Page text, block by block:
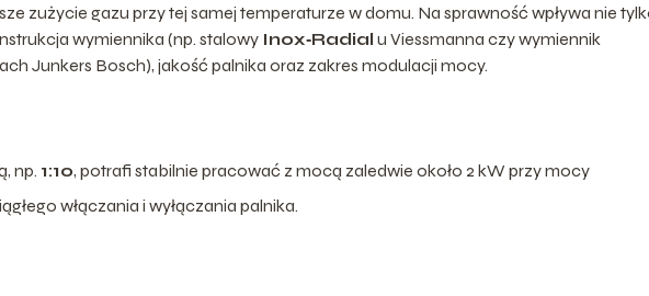
zużycie gazu przy tej samej temperaturze w domu. Na sprawność wpływa nie
wymiennika (np. stalowy Inox‑Radial u Viessmanna czy wymiennik
Junkers Bosch), jakość palnika oraz zakres modulacji mocy.
np. 1:10, potrafi stabilnie pracować z mocą zaledwie około 2 kW przy mocy
włączania i wyłączania palnika.